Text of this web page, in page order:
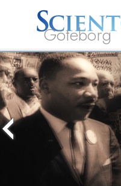
Göteborg
L. Ron
Hubbard
Vad är
Scientologi?